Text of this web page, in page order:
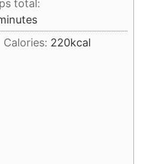
total:
Calories: 220kcal